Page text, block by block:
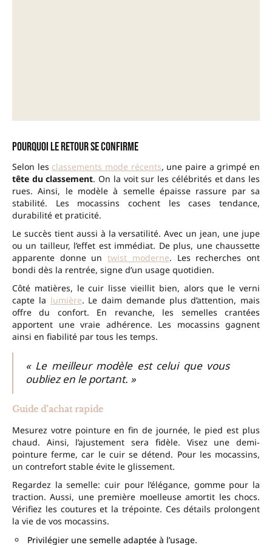
Pourquoi le retour se confirme
Selon les classements mode récents, une paire a grimpé en
tête du classement. On la voit sur les célébrités et dans les
rues. Ainsi, le modèle à semelle épaisse rassure par sa
stabilité. Les mocassins cochent les cases tendance,
durabilité et praticité.
Le succès tient aussi à la versatilité. Avec un jean, une jupe
ou un tailleur, l’effet est immédiat. De plus, une chaussette
apparente donne untwist moderne. Les recherches ont
bondi dès la rentrée, signe d’un usage quotidien.
Côté matières, le cuir lisse vieillit bien, alors que le verni
capte la lumière. Le daim demande plus d’attention, mais
offre du confort. En revanche, les semelles crantées
apportent une vraie adhérence. Les mocassins gagnent
ainsi en fiabilité par tous les temps.
« Le meilleur modèle est celui que vous
oubliez en le portant. »
Guide d’achat rapide
Mesurez votre pointure en fin de journée, le pied est plus
chaud. Ainsi, l’ajustement sera fidèle. Visez une demi-
pointure ferme, car le cuir se détend. Pour les mocassins,
un contrefort stable évite le glissement.
Regardez la semelle: cuir pour l’élégance, gomme pour la
traction. Aussi, une première moelleuse amortit les chocs.
Vérifiez les coutures et la trépointe. Ces détails prolongent
la vie de vos mocassins.
Privilégier une semelle adaptée à l’usage.